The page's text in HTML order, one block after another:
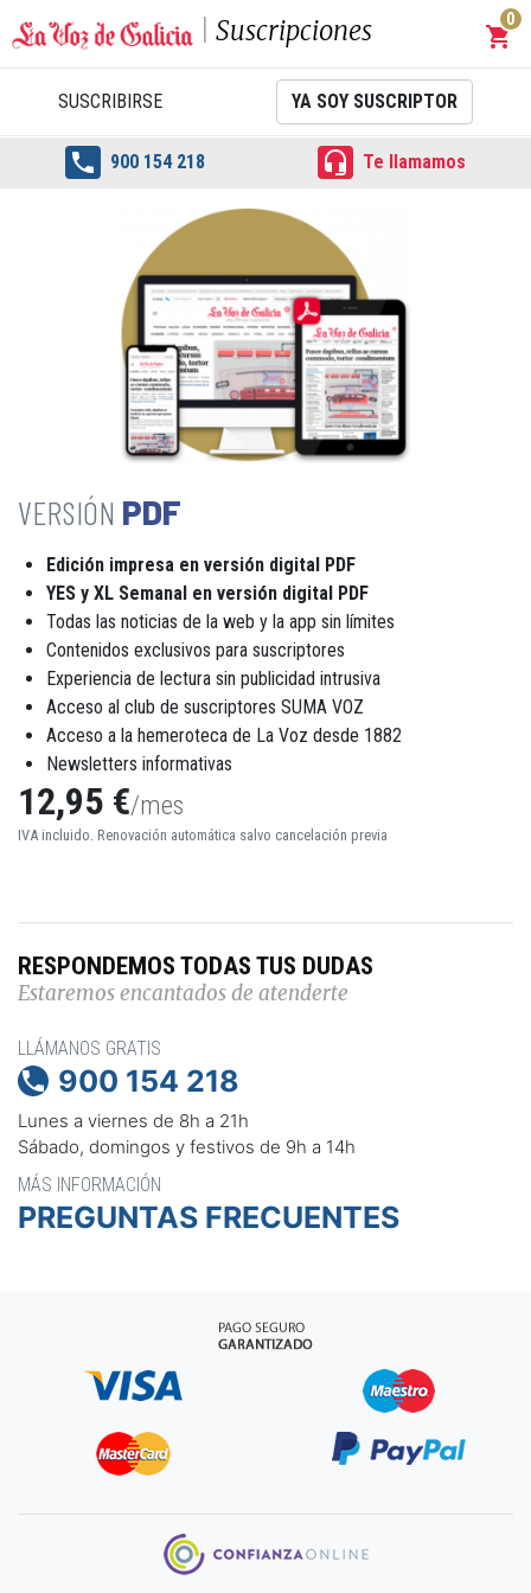
Suscripciones shopping_cart
0
SUSCRIBIRSE YA SOY SUSCRIPTOR
 900 154 218  Te llamamos
PDF
Edición impresa en versión digital PDF
YES y XL Semanal en versión digital PDF
Todas las noticias de la web y la app sin límites
Contenidos exclusivos para suscriptores
Experiencia de lectura sin publicidad intrusiva
Acceso al club de suscriptores SUMA VOZ
Acceso a la hemeroteca de La Voz desde 1882
Newsletters informativas
12,95 €/mes
IVA incluido. Renovación automática salvo cancelación previa
RESPONDEMOS TODAS TUS DUDAS
Estaremos encantados de atenderte
LLÁMANOS GRATIS
 900 154 218
Lunes a viernes de 8h a 21h
Sábado, domingos y festivos de 9h a 14h
MÁS INFORMACIÓN
PREGUNTAS FRECUENTES